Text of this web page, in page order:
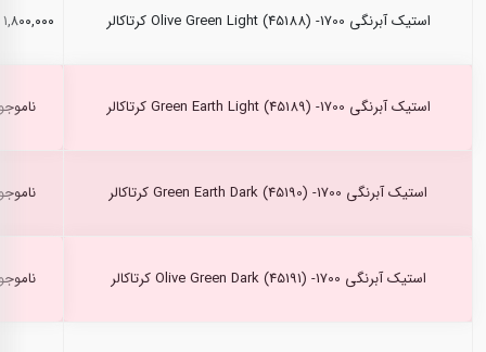
استیک آبرنگی Olive Green Light (45188) -1700 کرتاکالر ۱,۸۰۰,۰۰۰ ریال
استیک آبرنگی Green Earth Light (45189) -1700 کرتاکالر
استیک آبرنگی Green Earth Dark (45190) -1700 کرتاکالر
استیک آبرنگی Olive Green Dark (45191) -1700 کرتاکالر